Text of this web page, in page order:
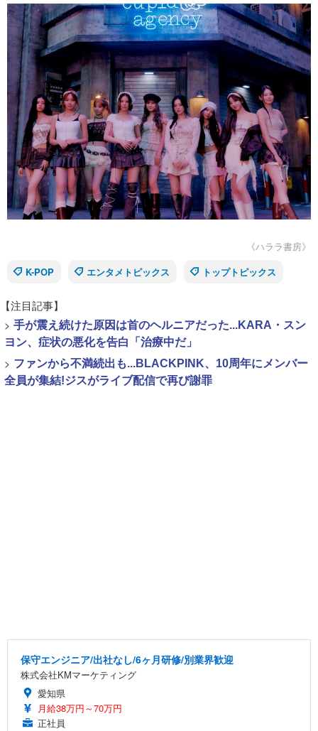
《ハララ書房》
K-POP
エンタメトピックス トップトピックス
【注目記事】
> 手が震え続けた原因は首のヘルニアだった...KARA・スン
ヨン、症状の悪化を告白「治療中だ」
> ファンから不満続出も...BLACKPINK、10周年にメンバー
全員が集結!ジスがライブ配信で再び謝罪
保守エンジニア/出社なし/6ヶ月研修/別業界歓迎
株式会社KMマーケティング
愛知県
月給38万円～70万円
正社員